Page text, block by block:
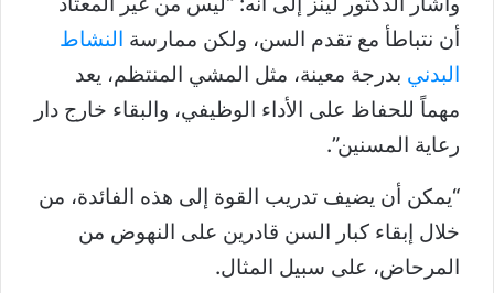
أن نتباطأ مع تقدم السن، ولكن ممارسة النشاط
البدني بدرجة معينة، مثل المشي المنتظم، يعد
مهماً للحفاظ على الأداء الوظيفي، والبقاء خارج دار
رعاية المسنين”.
“يمكن أن يضيف تدريب القوة إلى هذه الفائدة، من
خلال إبقاء كبار السن قادرين على النهوض من
المرحاض، على سبيل المثال.